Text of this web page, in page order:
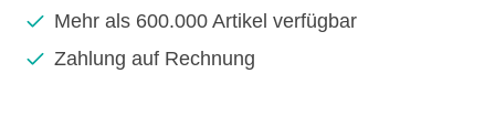
Mehr als 600.000 Artikel verfügbar
Zahlung auf Rechnung